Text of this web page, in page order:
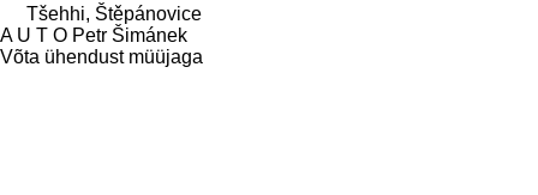
Tšehhi, Štěpánovice
A U T O Petr Šimánek
Võta ühendust müüjaga